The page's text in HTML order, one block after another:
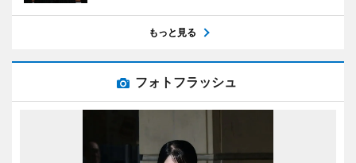
もっと見る
フォトフラッシュ